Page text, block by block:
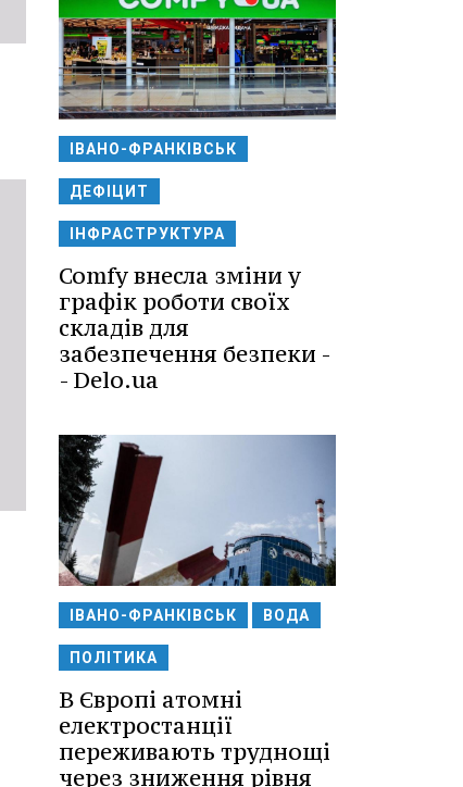
ІВАНО-ФРАНКІВСЬК
ДЕФІЦИТ
ІНФРАСТРУКТУРА
Comfy внесла зміни у
графік роботи своїх
складів для
забезпечення безпеки -
- Delo.ua
ІВАНО-ФРАНКІВСЬК ВОДА
ПОЛІТИКА
В Європі атомні
електростанції
переживають труднощі
через зниження рівня